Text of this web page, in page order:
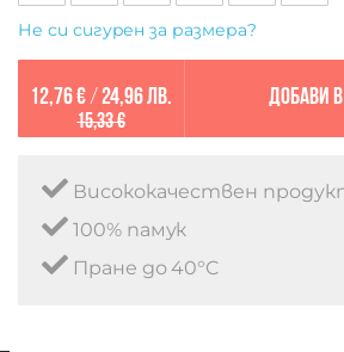
Не си сигурен за размера?
12,76 €/ 24,96 лв.
15,33 €
Добави
Висококачествен
100% памук
Пране до 40°C